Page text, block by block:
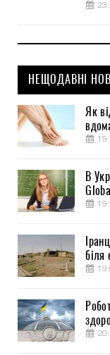
НЕЩОДАВНІ
Як
В
біля